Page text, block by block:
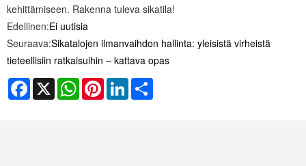
kehittämiseen. Rakenna tuleva sikatila!
Edellinen:Ei uutisia
Seuraava:Sikatalojen ilmanvaihdon hallinta: yleisistä virheistä
tieteellisiin ratkaisuihin – kattava opas
Facebook
X WhatsAppPinterestLinkedIn